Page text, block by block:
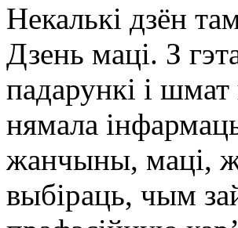
Некалькі дзён
Дзень маці. З
падарункі і
нямала
жанчыны, маці,
выбіраць, чым